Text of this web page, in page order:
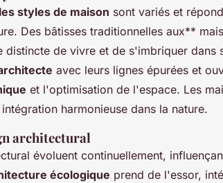
les styles de maison sont variés et
Des bâtisses traditionnelles aux**
distincte de vivre et de s'imbriquer dans
avec leurs lignes épurées et
et l'optimisation de l'espace. Les
harmonieuse dans la nature.
architectural
évoluent continuellement,
écologique prend de l'essor,